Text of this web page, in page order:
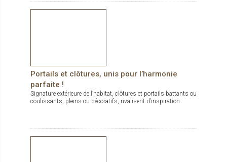
Portails et clôtures, unis pour l’harmonie
parfaite !
Signature extérieure de l’habitat, clôtures et portails battants ou
coulissants, pleins ou décoratifs, rivalisent d’inspiration